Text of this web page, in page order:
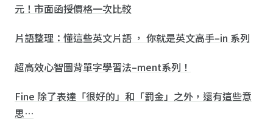
元！市面函授價格一次比較
片語整理：懂這些英文片語 ， 你就是英文高手–in 系列
超高效心智圖背單字學習法–ment系列！
Fine 除了表達「很好的」和「罰金」之外，還有這些意
思…